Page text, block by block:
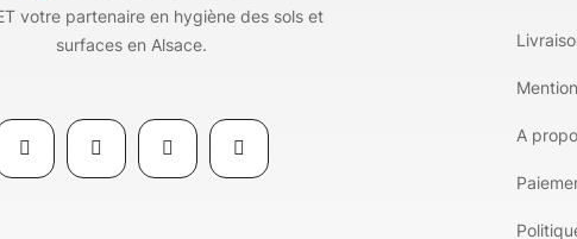
votre partenaire en hygiène des sols et
surfaces en Alsace.
A